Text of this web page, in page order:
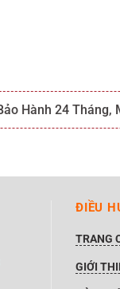
Hành 24
ĐIỀU
TRANG
GIỚI